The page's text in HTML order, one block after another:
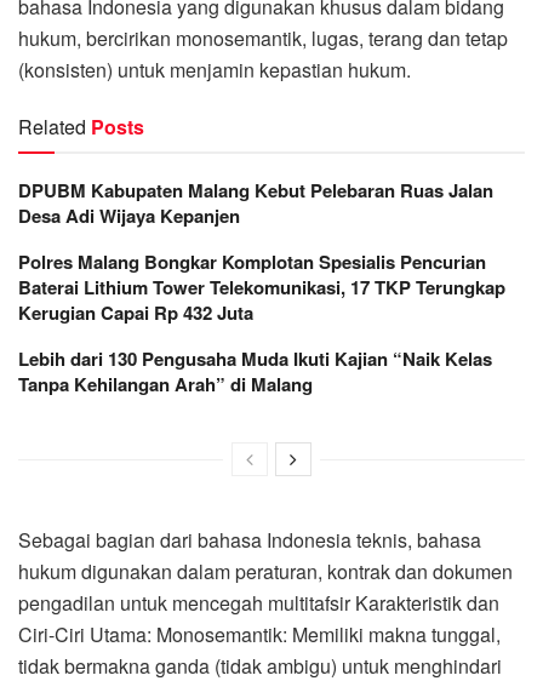
bahasa Indonesia yang digunakan khusus dalam bidang
hukum, bercirikan monosemantik, lugas, terang dan tetap
(konsisten) untuk menjamin kepastian hukum.
Related Posts
DPUBM Kabupaten Malang Kebut Pelebaran Ruas Jalan
Desa Adi Wijaya Kepanjen
Polres Malang Bongkar Komplotan Spesialis Pencurian
Baterai Lithium Tower Telekomunikasi, 17 TKP Terungkap
Kerugian Capai Rp 432 Juta
Lebih dari 130 Pengusaha Muda Ikuti Kajian “Naik Kelas
Tanpa Kehilangan Arah” di Malang
Sebagai bagian dari bahasa Indonesia teknis, bahasa
hukum digunakan dalam peraturan, kontrak dan dokumen
pengadilan untuk mencegah multitafsir Karakteristik dan
Ciri-Ciri Utama: Monosemantik: Memiliki makna tunggal,
tidak bermakna ganda (tidak ambigu) untuk menghindari